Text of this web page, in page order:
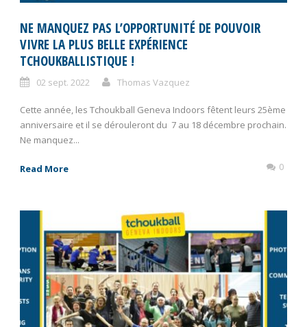
NE MANQUEZ PAS L’OPPORTUNITÉ DE POUVOIR
VIVRE LA PLUS BELLE EXPÉRIENCE
TCHOUKBALLISTIQUE !
02 sept. 2022 Thomas Vazquez
Cette année, les Tchoukball Geneva Indoors fêtent leurs 25ème
anniversaire et il se dérouleront du 7 au 18 décembre prochain.
Ne manquez...
Read More 0